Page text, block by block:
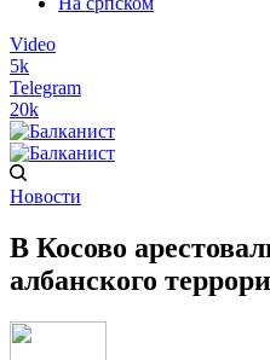
Video
5k
Telegram
20k
Новости
В Косово
албанского